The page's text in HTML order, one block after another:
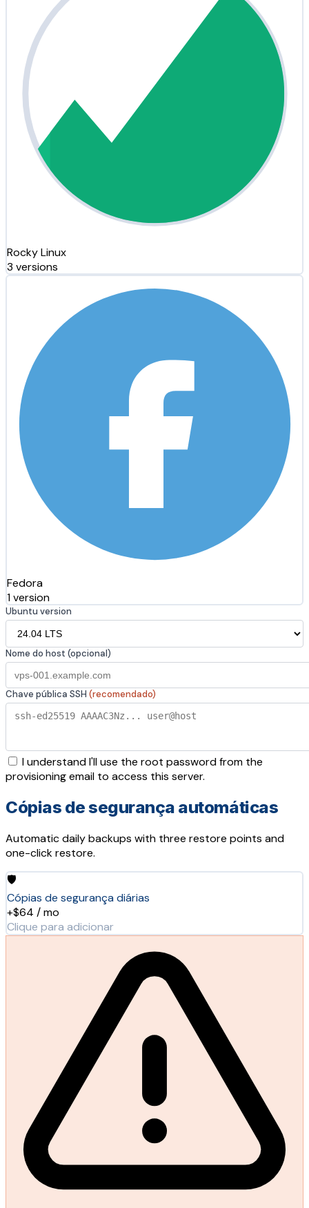
Rocky Linux
3 versions
Fedora
1 version
Ubuntu version
Nome do host (opcional)
Chave pública SSH (recomendado)
I understand I'll use the root password from the
provisioning email to access this server.
Cópias de segurança automáticas
Automatic daily backups with three restore points and
one-click restore.
🛡️
Cópias de segurança diárias
+$64 / mo
Clique para adicionar